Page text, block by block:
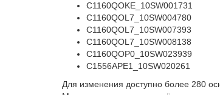
C1160QOKE_10SW001731
C1160QOL7_10SW004780
C1160QOL7_10SW007393
C1160QOL7_10SW008138
C1160QOP0_10SW023939
C1556APE1_10SW020261
Для изменения доступно более 280